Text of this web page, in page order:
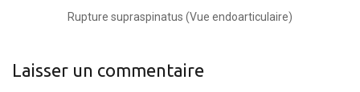
Rupture supraspinatus (Vue endoarticulaire)
Laisser un commentaire